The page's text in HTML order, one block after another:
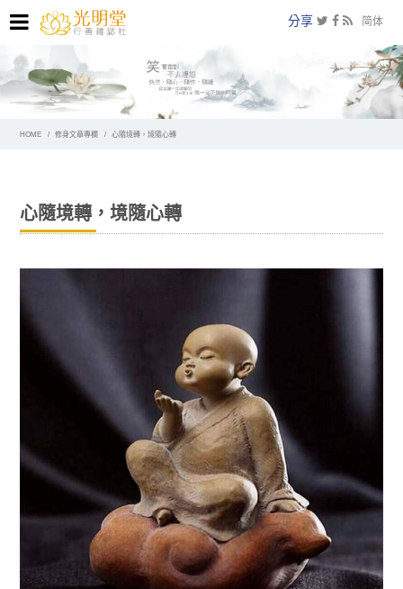
简体
分享
HOME 修身文章專欄 心隨境轉，境隨心轉
心隨境轉，境隨心轉